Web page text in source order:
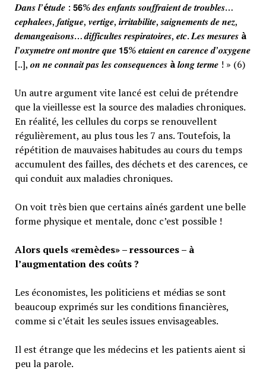
𝑫𝒂𝒏𝒔 𝒍’é𝒕𝒖𝒅𝒆 : 𝟱𝟲% 𝒅𝒆𝒔 𝒆𝒏𝒇𝒂𝒏𝒕𝒔 𝒔𝒐𝒖𝒇𝒇𝒓𝒂𝒊𝒆𝒏𝒕 𝒅𝒆 𝒕𝒓𝒐𝒖𝒃𝒍𝒆𝒔…
𝒄𝒆𝒑𝒉𝒂𝒍𝒆𝒆𝒔, 𝒇𝒂𝒕𝒊𝒈𝒖𝒆, 𝒗𝒆𝒓𝒕𝒊𝒈𝒆, 𝒊𝒓𝒓𝒊𝒕𝒂𝒃𝒊𝒍𝒊𝒕𝒆, 𝒔𝒂𝒊𝒈𝒏𝒆𝒎𝒆𝒏𝒕𝒔 𝒅𝒆 𝒏𝒆𝒛,
𝒅𝒆𝒎𝒂𝒏𝒈𝒆𝒂𝒊𝒔𝒐𝒏𝒔… 𝒅𝒊𝒇𝒇𝒊𝒄𝒖𝒍𝒕𝒆𝒔 𝒓𝒆𝒔𝒑𝒊𝒓𝒂𝒕𝒐𝒊𝒓𝒆𝒔, 𝒆𝒕𝒄. 𝑳𝒆𝒔 𝒎𝒆𝒔𝒖𝒓𝒆𝒔 à
𝒍’𝒐𝒙𝒚𝒎𝒆𝒕𝒓𝒆 𝒐𝒏𝒕 𝒎𝒐𝒏𝒕𝒓𝒆 𝒒𝒖𝒆 𝟭𝟱% 𝒆𝒕𝒂𝒊𝒆𝒏𝒕 𝒆𝒏 𝒄𝒂𝒓𝒆𝒏𝒄𝒆 𝒅’𝒐𝒙𝒚𝒈𝒆𝒏𝒆
[..], 𝒐𝒏 𝒏𝒆 𝒄𝒐𝒏𝒏𝒂𝒊𝒕 𝒑𝒂𝒔 𝒍𝒆𝒔 𝒄𝒐𝒏𝒔𝒆𝒒𝒖𝒆𝒏𝒄𝒆𝒔 à𝒍𝒐𝒏𝒈 𝒕𝒆𝒓𝒎𝒆 ! » (6)
Un autre argument vite lancé est celui de prétendre
que la vieillesse est la source des maladies chroniques.
En réalité, les cellules du corps se renouvellent
régulièrement, au plus tous les 7 ans. Toutefois, la
répétition de mauvaises habitudes au cours du temps
accumulent des failles, des déchets et des carences, ce
qui conduit aux maladies chroniques.
On voit très bien que certains aînés gardent une belle
forme physique et mentale, donc c’est possible !
Alors quels «remèdes» – ressources – à
l’augmentation des coûts ?
Les économistes, les politiciens et médias se sont
beaucoup exprimés sur les conditions financières,
comme si c’était les seules issues envisageables.
Il est étrange que les médecins et les patients aient si
peu la parole.